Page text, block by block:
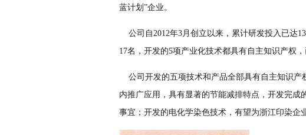
蓝计划”企业。
公司自2012年3月创立以来，累计研发投入已达
17名，开发的5项产业化技术都具有自主知识产权
公司开发的五项技术和产品全部具有自主知识产
内推广应用，具有显著的节能减排特点，开发完
事宜；开发的电化学染色技术，有望为浙江印染企